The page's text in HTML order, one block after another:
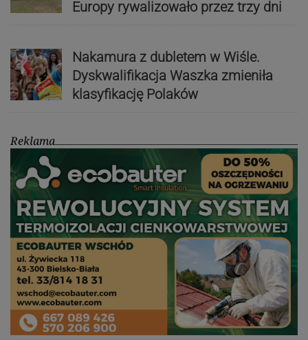
Europy rywalizowało przez trzy dni
Nakamura z dubletem w Wiśle.
Dyskwalifikacja Waszka zmieniła
klasyfikację Polaków
Reklama